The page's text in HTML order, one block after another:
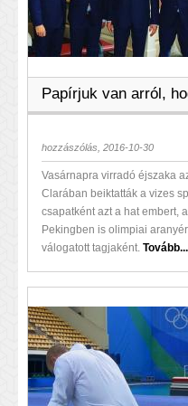
Papírjuk van arról,
hozzászólás, 2016-10-30
Vasárnapra virradó éjszaka
Clarában beiktatták a vizes
csapatként azt a hat embert,
Pekingben is olimpiai
válogatott tagjaként. Tovább...